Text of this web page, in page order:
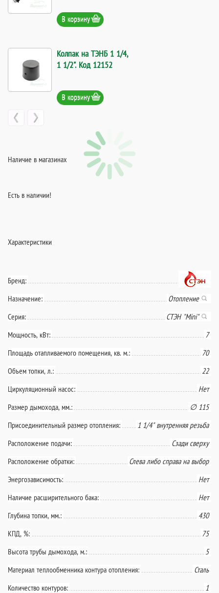
В корзину
Колпак на ТЭНБ 1 1/4,
1 1/2". Код 12152
В корзину
Наличие в магазинах
Есть в наличии!
Характеристики
Бренд:
Назначение:
Отопление
Серия:
СТЭН "Mini"
Мощность, кВт:
7
Площадь отапливаемого помещения, кв. м.:
70
Объем топки, л.:
22
Циркуляционный насос:
Нет
Размер дымохода, мм.:
∅ 115
Присоединительный размер отопления:
1 1/4" внутренняя резьба
Расположение подачи:
Сзади сверху
Расположение обратки:
Слева либо справа на выбор
Энергозависимость:
Нет
Наличие расширительного бака:
Нет
Глубина топки, мм.:
430
КПД, %:
75
Высота трубы дымохода, м.:
5
Материал теплообменника контура отопления:
Сталь
Количество контуров:
1